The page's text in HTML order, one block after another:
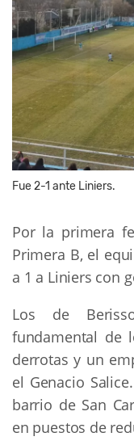
Fue 2-1 ante Liniers.
Por la primera
Primera B, el
a 1 a Liniers con
Los de
fundamental de
derrotas y un
el Genacio
barrio de San
en puestos de